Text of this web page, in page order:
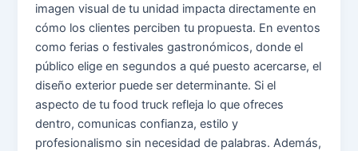
imagen visual de tu unidad impacta directamente en
cómo los clientes perciben tu propuesta. En eventos
como ferias o festivales gastronómicos, donde el
público elige en segundos a qué puesto acercarse, el
diseño exterior puede ser determinante. Si el
aspecto de tu food truck refleja lo que ofreces
dentro, comunicas confianza, estilo y
profesionalismo sin necesidad de palabras. Además,